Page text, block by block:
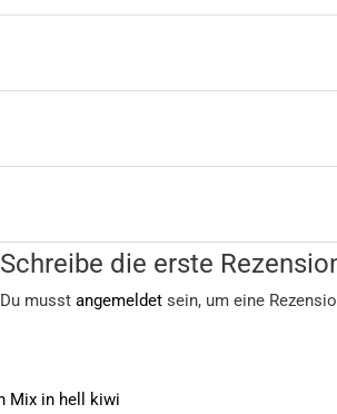
Schreibe die erste
Du musst angemeldet sein, um eine